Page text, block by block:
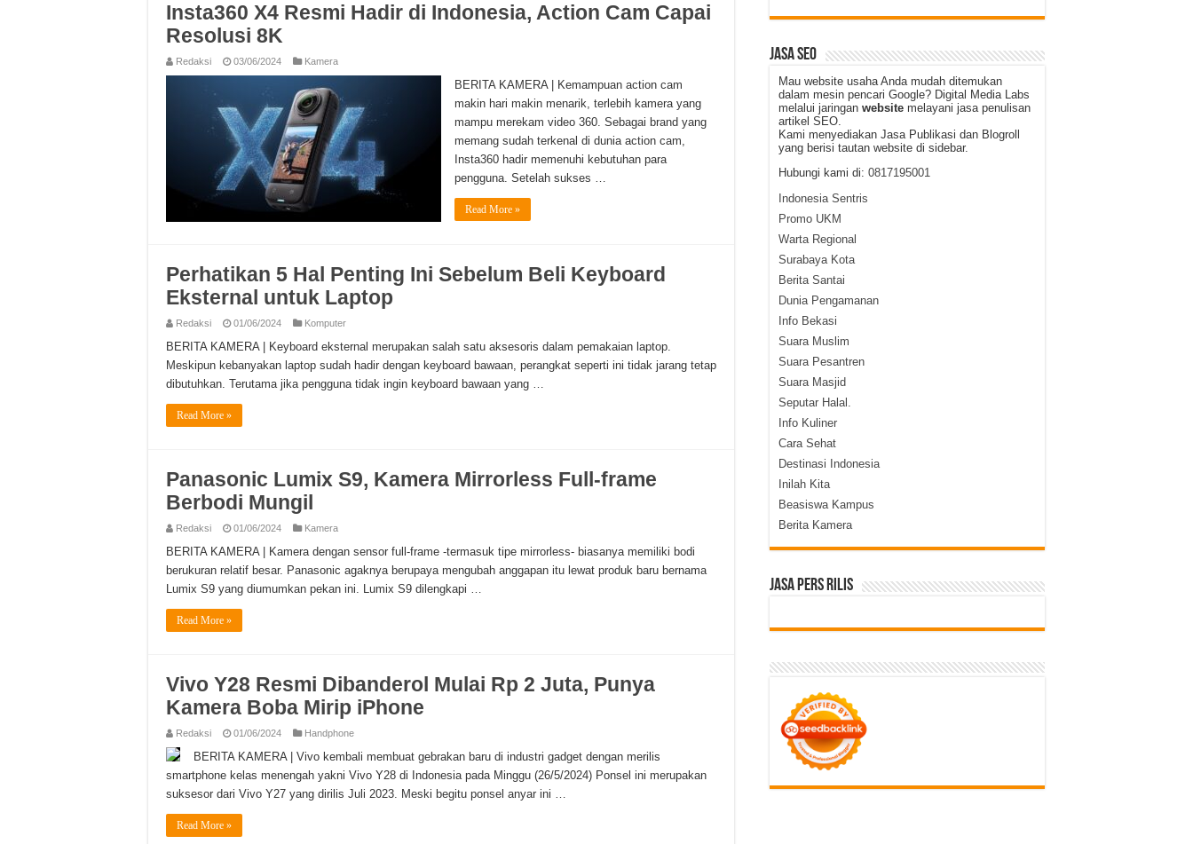
Insta360 X4 Resmi Hadir di Indonesia, Action Cam Capai
Resolusi 8K
Redaksi 03/06/2024 Kamera
BERITA KAMERA | Kemampuan action cam
makin hari makin menarik, terlebih kamera yang
mampu merekam video 360. Sebagai brand yang
memang sudah terkenal di dunia action cam,
Insta360 hadir memenuhi kebutuhan para
pengguna. Setelah sukses …
Read More »
Perhatikan 5 Hal Penting Ini Sebelum Beli Keyboard
Eksternal untuk Laptop
Redaksi 01/06/2024 Komputer
BERITA KAMERA | Keyboard eksternal merupakan salah satu aksesoris dalam pemakaian laptop.
Meskipun kebanyakan laptop sudah hadir dengan keyboard bawaan, perangkat seperti ini tidak jarang tetap
dibutuhkan. Terutama jika pengguna tidak ingin keyboard bawaan yang …
Read More »
Panasonic Lumix S9, Kamera Mirrorless Full-frame
Berbodi Mungil
Redaksi 01/06/2024 Kamera
BERITA KAMERA | Kamera dengan sensor full-frame -termasuk tipe mirrorless- biasanya memiliki bodi
berukuran relatif besar. Panasonic agaknya berupaya mengubah anggapan itu lewat produk baru bernama
Lumix S9 yang diumumkan pekan ini. Lumix S9 dilengkapi …
Read More »
Vivo Y28 Resmi Dibanderol Mulai Rp 2 Juta, Punya
Kamera Boba Mirip iPhone
Redaksi 01/06/2024 Handphone
BERITA KAMERA | Vivo kembali membuat gebrakan baru di industri gadget dengan merilis
smartphone kelas menengah yakni Vivo Y28 di Indonesia pada Minggu (26/5/2024) Ponsel ini merupakan
suksesor dari Vivo Y27 yang dirilis Juli 2023. Meski begitu ponsel anyar ini …
Read More »
JASA SEO
Mau website usaha Anda mudah ditemukan
dalam mesin pencari Google? Digital Media Labs
melalui jaringan website melayani jasa penulisan
artikel SEO.
Kami menyediakan Jasa Publikasi dan Blogroll
yang berisi tautan website di sidebar.
Hubungi kami di: 0817195001
Indonesia Sentris
Promo UKM
Warta Regional
Surabaya Kota
Berita Santai
Dunia Pengamanan
Info Bekasi
Suara Muslim
Suara Pesantren
Suara Masjid
Seputar Halal.
Info Kuliner
Cara Sehat
Destinasi Indonesia
Inilah Kita
Beasiswa Kampus
Berita Kamera
Jasa Pers Rilis